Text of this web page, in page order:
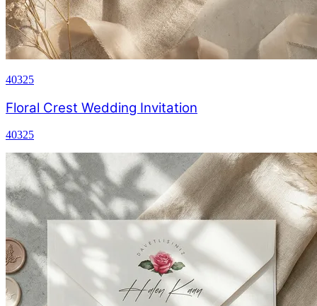
40325
Floral Crest Wedding Invitation
40325